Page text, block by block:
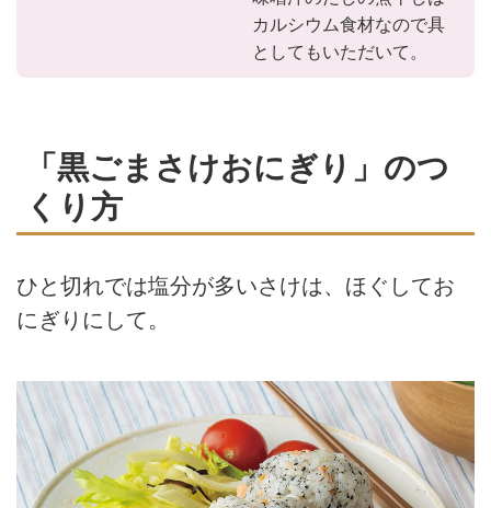
カルシウム食材なので具
としてもいただいて。
「黒ごまさけおにぎり」のつ
くり方
ひと切れでは塩分が多いさけは、ほぐしてお
にぎりにして。